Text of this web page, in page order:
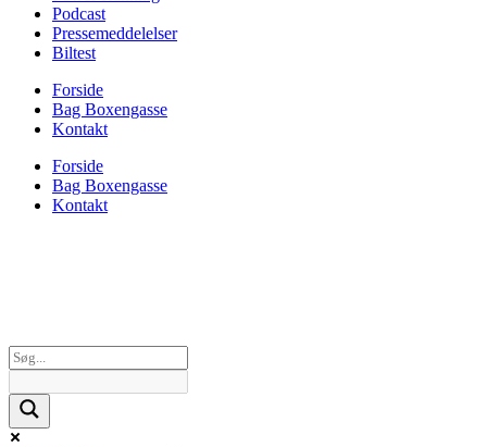
Podcast
Pressemeddelelser
Biltest
Forside
Bag Boxengasse
Kontakt
Forside
Bag Boxengasse
Kontakt